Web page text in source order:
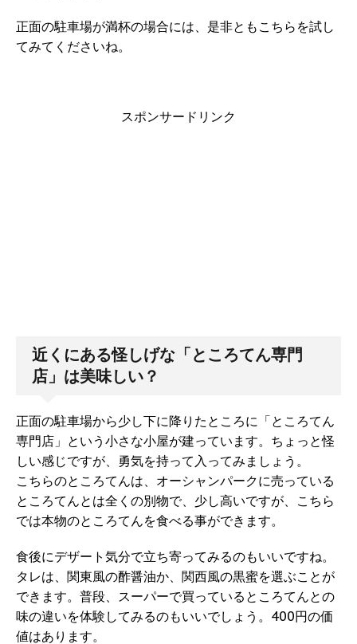
正面の駐車場が満杯の場合には、是非ともこちらを試し
てみてくださいね。
スポンサードリンク
近くにある怪しげな「ところてん専門
店」は美味しい？
正面の駐車場から少し下に降りたところに「ところてん
専門店」という小さな小屋が建っています。ちょっと怪
しい感じですが、勇気を持って入ってみましょう。
こちらのところてんは、オーシャンパークに売っている
ところてんとは全くの別物で、少し高いですが、こちら
では本物のところてんを食べる事ができます。
食後にデザート気分で立ち寄ってみるのもいいですね。
タレは、関東風の酢醤油か、関西風の黒蜜を選ぶことが
できます。普段、スーパーで買っているところてんとの
味の違いを体験してみるのもいいでしょう。400円の価
値はあります。